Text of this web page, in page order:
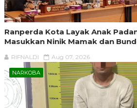
Ranperda Kota Layak Anak
Masukkan Ninik Mamak dan
RIFNALDI Aug 07, 2026
NARKOBA